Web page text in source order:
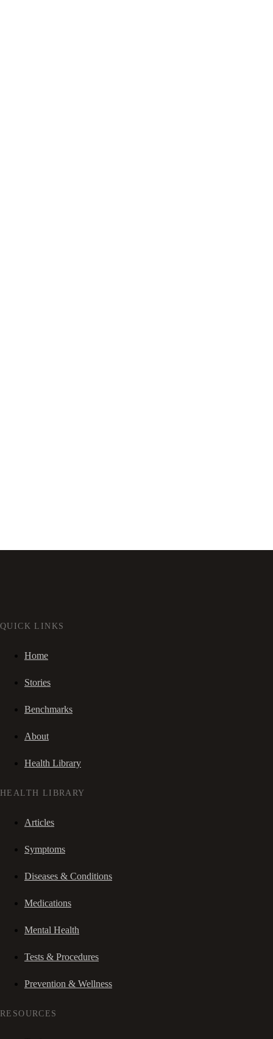
QUICK LINKS
Home
Stories
Benchmarks
About
Health Library
HEALTH LIBRARY
Articles
Symptoms
Diseases & Conditions
Medications
Mental Health
Tests & Procedures
Prevention & Wellness
RESOURCES